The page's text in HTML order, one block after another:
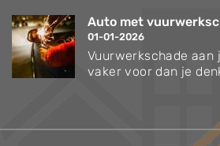
Auto met
01-01-2026
Vuurwerkschade aan
vaker voor dan je